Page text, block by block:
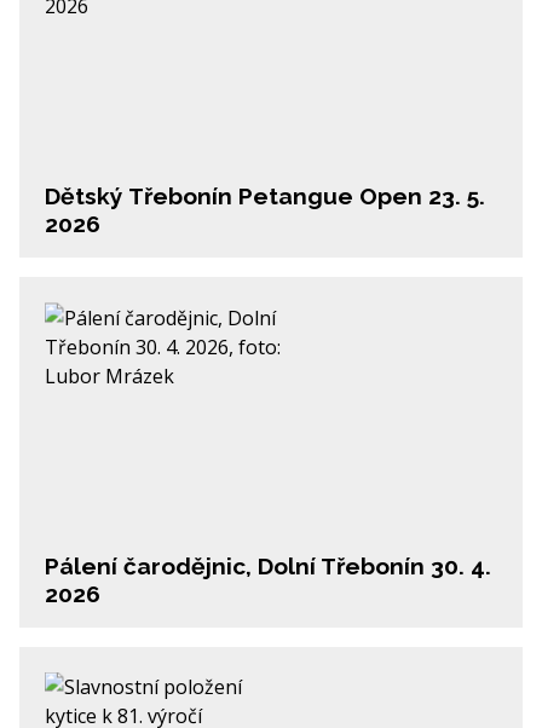
Dětský Třebonín Petangue Open 23. 5.
2026
Pálení čarodějnic, Dolní Třebonín 30. 4.
2026